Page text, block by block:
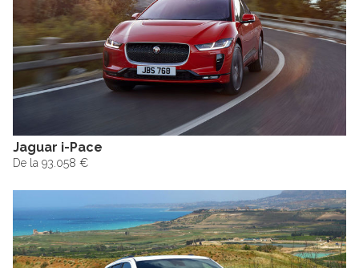
Jaguar i-Pace
De la 93.058 €